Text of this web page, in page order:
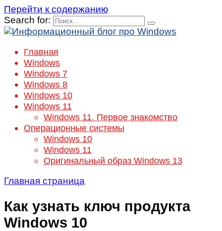
Перейти к содержанию
Search for:
Главная
Windows
Windows 7
Windows 8
Windows 10
Windows 11
Windows 11. Первое знакомство
Операционные системы
Windows 10
Windows 11
Оригинальный образ Windows 13
Главная страница
Как узнать ключ продукта
Windows 10